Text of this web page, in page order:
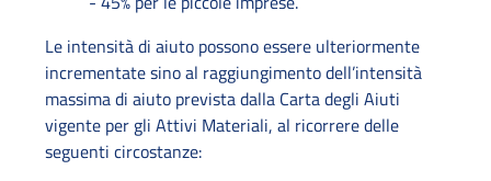
Le intensità di aiuto possono essere ulteriormente
incrementate sino al raggiungimento dell’intensità
massima di aiuto prevista dalla Carta degli Aiuti
vigente per gli Attivi Materiali, al ricorrere delle
seguenti circostanze: